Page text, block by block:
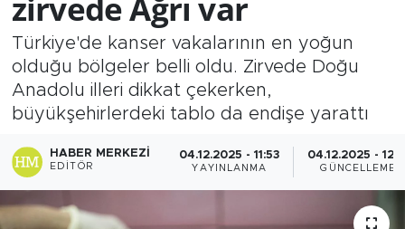
Türkiye'de kanser vakalarının en yoğun
olduğu bölgeler belli oldu. Zirvede Doğu
Anadolu illeri dikkat çekerken,
büyükşehirlerdeki tablo da endişe yarattı
HABER MERKEZI
EDITÖR
04.12.2025 - 11:53
YAYINLANMA
04.12.2025 -
GÜNCELLEME
Moda-Magazin-Eğlence
Sağlık
Sağlık Turizmi
Sanat
Tüm Manşetler
Son Dakika Haberleri
Haber Arşivi